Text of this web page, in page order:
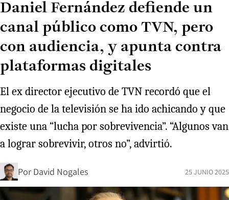
Daniel Fernández defiende un
canal público como TVN, pero
con audiencia, y apunta contra
plataformas digitales
El ex director ejecutivo de TVN recordó que el
negocio de la televisión se ha ido achicando y que
existe una “lucha por sobrevivencia”. “Algunos van
a lograr sobrevivir, otros no”, advirtió.
Por David Nogales 25 JUNIO 2025